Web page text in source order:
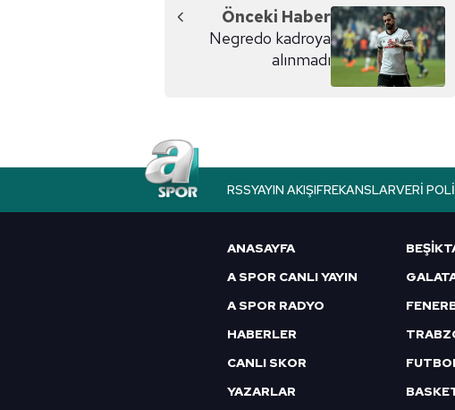
Önceki Haber
Negredo kadroya
alınmadı
RSSYAYIN AKIŞIFREKANSLARVERI
ANASAYFA
A SPOR CANLI YAYIN
A SPOR RADYO
HABERLER
CANLI SKOR
YAZARLAR